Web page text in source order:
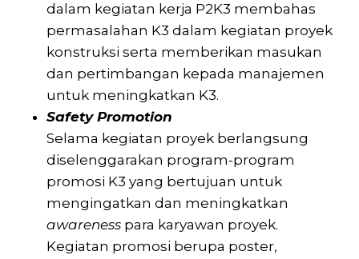
dalam kegiatan kerja P2K3 membahas
permasalahan K3 dalam kegiatan proyek
konstruksi serta memberikan masukan
dan pertimbangan kepada manajemen
untuk meningkatkan K3.
Safety Promotion
Selama kegiatan proyek berlangsung
diselenggarakan program-program
promosi K3 yang bertujuan untuk
mengingatkan dan meningkatkan
awareness para karyawan proyek.
Kegiatan promosi berupa poster,